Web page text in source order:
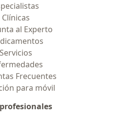
Clínicas
al Experto
Servicios
Frecuentes
para móvil